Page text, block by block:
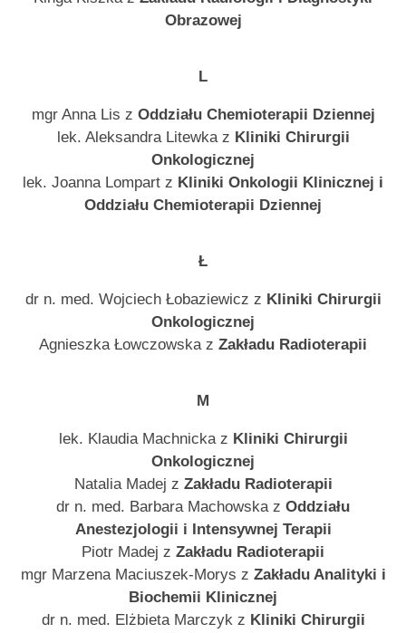
Obrazowej
L
mgr Anna Lis z Oddziału Chemioterapii Dziennej
lek. Aleksandra Litewka z Kliniki Chirurgii
Onkologicznej
lek. Joanna Lompart z Kliniki Onkologii Klinicznej i
Oddziału Chemioterapii Dziennej
Ł
dr n. med. Wojciech Łobaziewicz z Kliniki Chirurgii
Onkologicznej
Agnieszka Łowczowska z Zakładu Radioterapii
M
lek. Klaudia Machnicka z Kliniki Chirurgii
Onkologicznej
Natalia Madej z Zakładu Radioterapii
dr n. med. Barbara Machowska z Oddziału
Anestezjologii i Intensywnej Terapii
Piotr Madej z Zakładu Radioterapii
mgr Marzena Maciuszek-Morys z Zakładu Analityki i
Biochemii Klinicznej
dr n. med. Elżbieta Marczyk z Kliniki Chirurgii